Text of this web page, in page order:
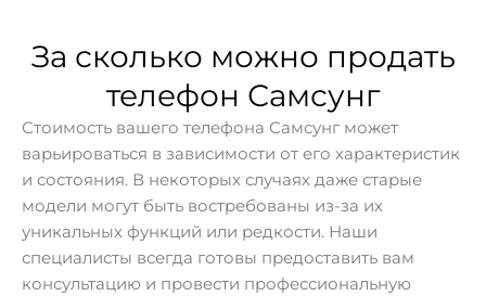
За сколько можно продать
телефон Самсунг
Стоимость вашего телефона Самсунг может
варьироваться в зависимости от его характеристик
и состояния. В некоторых случаях даже старые
модели могут быть востребованы из-за их
уникальных функций или редкости. Наши
специалисты всегда готовы предоставить вам
консультацию и провести профессиональную